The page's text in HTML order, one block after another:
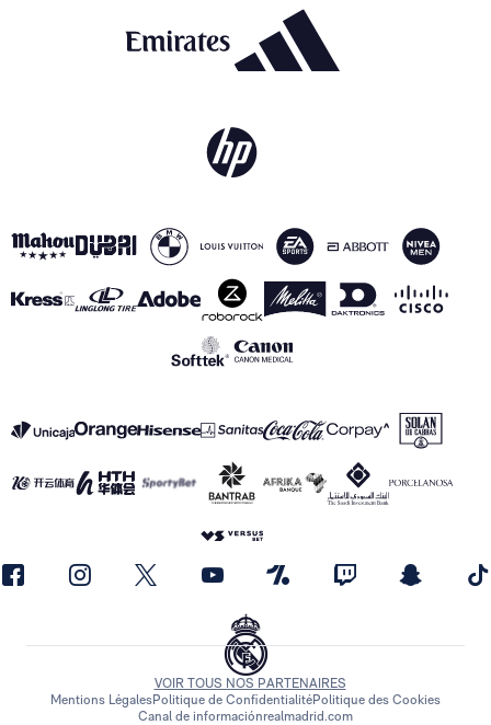
VOIR TOUS NOS PARTENAIRES
Mentions LégalesPolitique de ConfidentialitéPolitique des Cookies
Canal de informaciónrealmadrid.com